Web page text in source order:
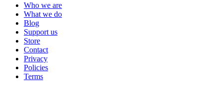
Who we are
What we do
Blog
Support us
Store
Contact
Privacy
Policies
Terms